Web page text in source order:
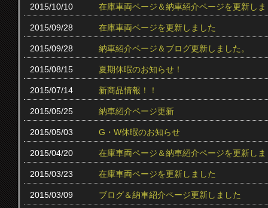
2015/10/10 在庫車両ページ＆納車紹介ページを更新し
2015/09/28 在庫車両ページを更新しました
2015/09/28 納車紹介ページ＆ブログ更新しました。
2015/08/15 夏期休暇のお知らせ！
2015/07/14 新商品情報！！
2015/05/25 納車紹介ページ更新
2015/05/03 G・W休暇のお知らせ
2015/04/20 在庫車両ページ＆納車紹介ページを更新し
2015/03/23 在庫車両ページを更新しました
2015/03/09 ブログ＆納車紹介ページ更新しました